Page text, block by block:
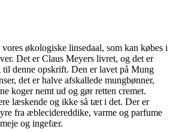
økologiske linsedaal, som kan købes i
Det er Claus Meyers livret, og det er
til denne opskrift. Den er lavet på Mung
det er halve afskallede mungbønner,
koger nemt ud og gør retten cremet.
læskende og ikke så tæt i det. Der er
fra æblecidereddike, varme og parfume
og ingefær.